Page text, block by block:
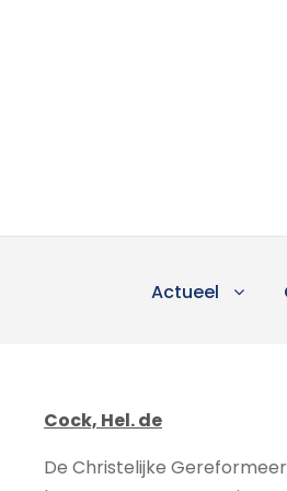
Actueel
Cock, Hel. de
De Christelijke